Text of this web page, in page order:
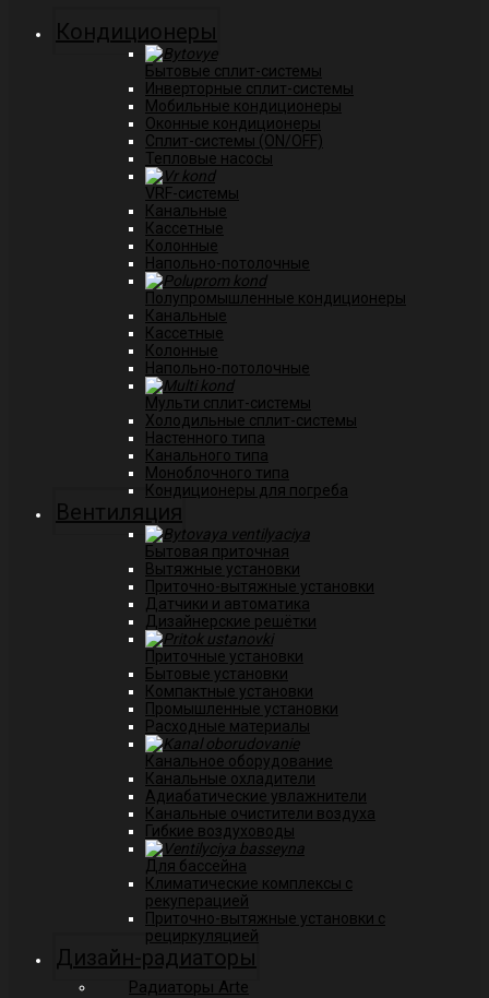
Кондиционеры
Бытовые сплит-системы
Инверторные сплит-системы
Мобильные кондиционеры
Оконные кондиционеры
Сплит-системы (ON/OFF)
Тепловые насосы
VRF-системы
Канальные
Касcетные
Колонные
Напольно-потолочные
Полупромышленные кондиционеры
Канальные
Кассетные
Колонные
Напольно-потолочные
Мульти сплит-системы
Холодильные сплит-системы
Настенного типа
Канального типа
Моноблочного типа
Кондиционеры для погреба
Вентиляция
Бытовая приточная
Вытяжные установки
Приточно-вытяжные установки
Датчики и автоматика
Дизайнерские решётки
Приточные установки
Бытовые установки
Компактные установки
Промышленные установки
Расходные материалы
Канальное оборудование
Канальные охладители
Адиабатические увлажнители
Канальные очистители воздуха
Гибкие воздуховоды
Для бассейна
Климатические комплексы с
рекуперацией
Приточно-вытяжные установки с
рециркуляцией
Дизайн-радиаторы
Радиаторы Arte